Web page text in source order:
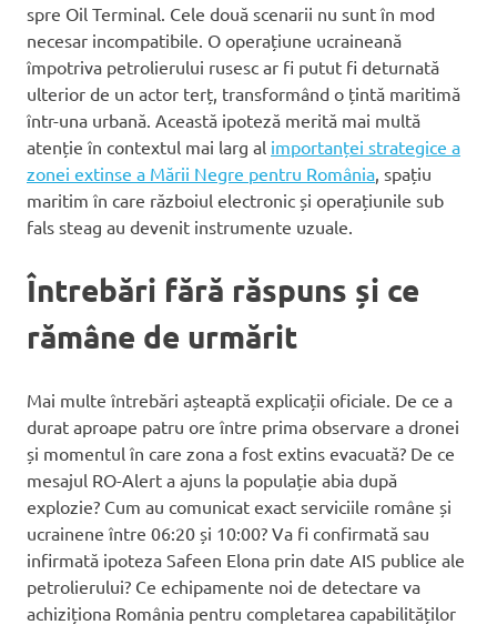
spre Oil Terminal. Cele două scenarii nu sunt în mod
necesar incompatibile. O operațiune ucraineană
împotriva petrolierului rusesc ar fi putut fi deturnată
ulterior de un actor terț, transformând o țintă maritimă
într-una urbană. Această ipoteză merită mai multă
atenție în contextul mai larg al importanței strategice a
zonei extinse a Mării Negre pentru România , spațiu
maritim în care războiul electronic și operațiunile sub
fals steag au devenit instrumente uzuale.
Întrebări fără răspuns și ce
rămâne de urmărit
Mai multe întrebări așteaptă explicații oficiale. De ce a
durat aproape patru ore între prima observare a dronei
și momentul în care zona a fost extins evacuată? De ce
mesajul RO-Alert a ajuns la populație abia după
explozie? Cum au comunicat exact serviciile române și
ucrainene între 06:20 și 10:00? Va fi confirmată sau
infirmată ipoteza Safeen Elona prin date AIS publice ale
petrolierului? Ce echipamente noi de detectare va
achiziționa România pentru completarea capabilităților